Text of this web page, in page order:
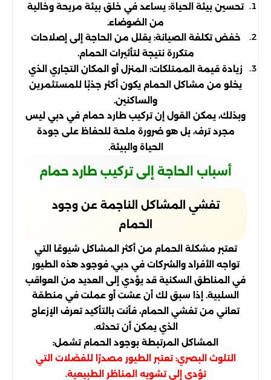
تحسين بيئة الحياة: يساعد في خلق بيئة مريحة وخالية
من الضوضاء.
خفض تكلفة الصيانة: يقلل من الحاجة إلى إصلاحات
متكررة نتيجة لتأثيرات الحمام.
زيادة قيمة الممتلكات: المنزل أو المكان التجاري الذي
يخلو من مشاكل الحمام يكون أكثر جذبًا للمستثمرين
والساكنين.
وبذلك، يمكن القول إن تركيب طارد حمام في دبي ليس
مجرد ترف، بل هو ضرورة ملحة للحفاظ على جودة
الحياة والبيئة.
أسباب الحاجة إلى تركيب طارد حمام
تفشي المشاكل الناجمة عن وجود
الحمام
تعتبر مشكلة الحمام من أكثر المشاكل شيوعًا التي
تواجه الأفراد والشركات في دبي، فوجود هذه الطيور
في المناطق السكنية قد يؤدي إلى العديد من العواقب
السلبية. إذا سبق لك أن عشت أو عملت في منطقة
تعاني من تفشي الحمام، فأنت بالتأكيد تعرف الإزعاج
الذي يمكن أن تحدثه.
المشاكل المرتبطة بوجود الحمام تشمل:
التلوث البصري: تعتبر الطيور مصدرًا للفضلات التي
تؤدي إلى تشويه المناظر الطبيعية.